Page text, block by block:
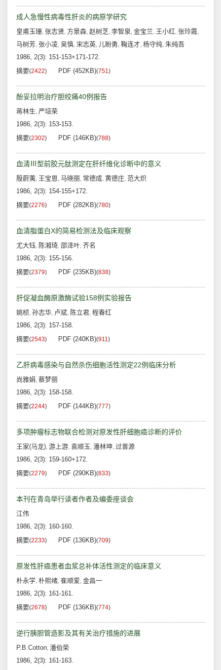
成人急慢性病毒性肝炎的病原学研究
皇甫玉珊, 张志贤, 方景森, 赵树芝, 李智泉, 金宝兰, 王小红, 张玲霞,
马树芳, 张小凌, 吴慎, 宋志英, 儿盼勇, 鞠连才, 杨守纯, 朱纯吾
1986, 2(3): 151-153+171-172.
摘要(2422) PDF (452KB)(751)
酚妥拉明治疗胆绞痛40例报告
蒋林生, 严培荣
1986, 2(3): 153-153.
摘要(2302) PDF (146KB)(788)
血清Ⅲ型前胶元肽测定在肝纤维化诊断中的意义
殷蔚荑, 王宝恩, 马晓丽, 常德成, 黄德庄, 范大炽
1986, 2(3): 154-155+172.
摘要(2276) PDF (282KB)(780)
血清脂蛋白X的简易检测法及临床观察
尤大钰, 陈湘琦, 邵泽叶, 齐名
1986, 2(3): 155-156.
摘要(2379) PDF (235KB)(838)
肝促凝血酶原激酶试验158例实验报告
姚桢, 孙志华, 卢斌, 陈立君, 程春红
1986, 2(3): 157-158.
摘要(2543) PDF (240KB)(911)
乙肝病毒感染与自然杀伤细胞活性测定22例临床分析
尚雅娟, 蔡梦丽
1986, 2(3): 158-158.
摘要(2244) PDF (144KB)(777)
多项肿瘤标志物联合检测对原发性肝细胞癌诊断的评价
王家(马龙), 游上游, 袁顺玉, 潘林坤, 过晋源
1986, 2(3): 159-160+172.
摘要(2279) PDF (290KB)(833)
本刊在青岛举行读者作者及编委座谈会
江伟
1986, 2(3): 160-160.
摘要(2233) PDF (136KB)(709)
原发性肝癌患者血浆总补体活性测定的临床意义
朴永学, 朴熙绪, 崔顺爱, 金昌一
1986, 2(3): 161-161.
摘要(2678) PDF (136KB)(774)
逆行胰胆管造影及其有关治疗措施的进展
P.B.Cotton, 潘伯荣
1986, 2(3): 161-163.